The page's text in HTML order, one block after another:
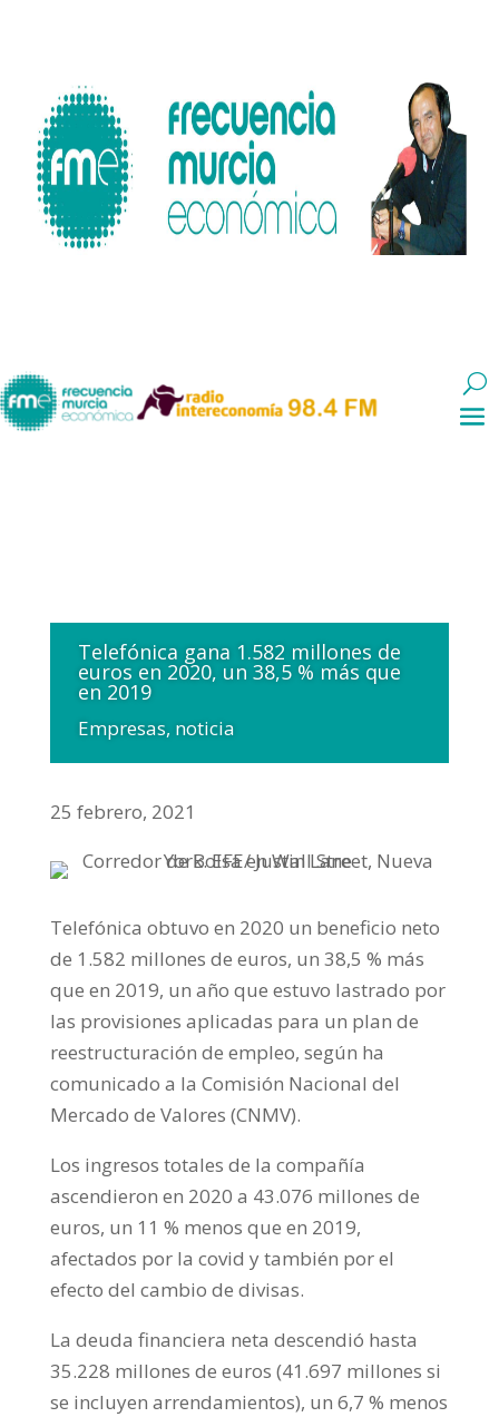
Telefónica gana 1.582 millones de
euros en 2020, un 38,5 % más que
en 2019
Empresas, noticia
25 febrero, 2021
Telefónica obtuvo en 2020 un beneficio neto
de 1.582 millones de euros, un 38,5 % más
que en 2019, un año que estuvo lastrado por
las provisiones aplicadas para un plan de
reestructuración de empleo, según ha
comunicado a la Comisión Nacional del
Mercado de Valores (CNMV).
Los ingresos totales de la compañía
ascendieron en 2020 a 43.076 millones de
euros, un 11 % menos que en 2019,
afectados por la covid y también por el
efecto del cambio de divisas.
La deuda financiera neta descendió hasta
35.228 millones de euros (41.697 millones si
se incluyen arrendamientos), un 6,7 % menos